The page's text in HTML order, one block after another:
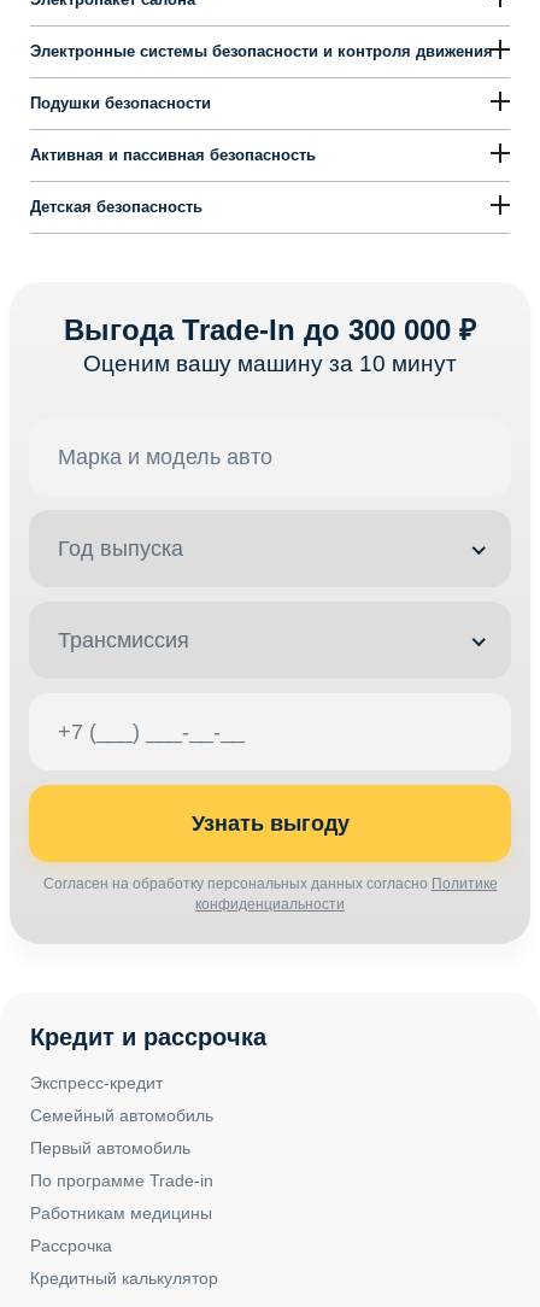
Электронные системы безопасности и контроля движения
Подушки безопасности
Активная и пассивная безопасность
Детская безопасность
Выгода Trade-In до 300 000 ₽
Оценим вашу машину за 10 минут
Год выпуска
Трансмиссия
Узнать выгоду
Согласен на обработку персональных данных согласно Политике
конфиденциальности
Кредит и рассрочка
Экспресс-кредит
Семейный автомобиль
Первый автомобиль
По программе Trade-in
Работникам медицины
Рассрочка
Кредитный калькулятор